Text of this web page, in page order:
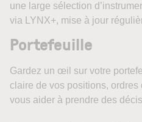
une large sélection
via LYNX+, mise à jour
Portefeuille
Gardez un œil sur votre
claire de vos positions,
vous aider à prendre des